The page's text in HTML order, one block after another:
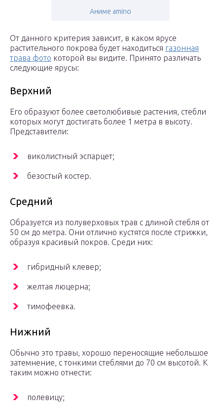
Аниме amino
От данного критерия зависит, в каком ярусе
растительного покрова будет находиться газонная
трава фото которой вы видите. Принято различать
следующие ярусы:
Верхний
Его образуют более светолюбивые растения, стебли
которых могут достигать более 1 метра в высоту.
Представители:
виколистный эспарцет;
безостый костер.
Средний
Образуется из полуверховых трав с длиной стебля от
50 см до метра. Они отлично кустятся после стрижки,
образуя красивый покров. Среди них:
гибридный клевер;
желтая люцерна;
тимофеевка.
Нижний
Обычно это травы, хорошо переносящие небольшое
затемнение, с тонкими стеблями до 70 см высотой. К
таким можно отнести:
полевицу;